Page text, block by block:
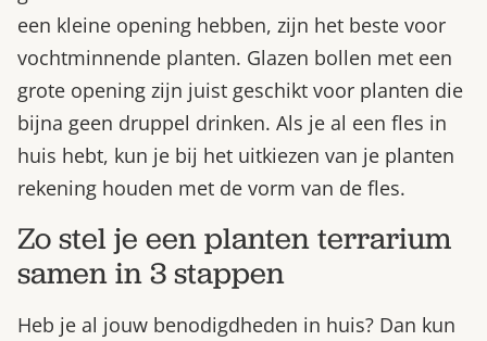
een kleine opening hebben, zijn het beste voor
vochtminnende planten. Glazen bollen met een
grote opening zijn juist geschikt voor planten die
bijna geen druppel drinken. Als je al een fles in
huis hebt, kun je bij het uitkiezen van je planten
rekening houden met de vorm van de fles.
Zo stel je een planten terrarium
samen in 3 stappen
Heb je al jouw benodigdheden in huis? Dan kun